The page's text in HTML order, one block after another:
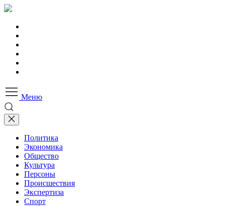
Меню
Политика
Экономика
Общество
Культура
Персоны
Происшествия
Экспертиза
Спорт